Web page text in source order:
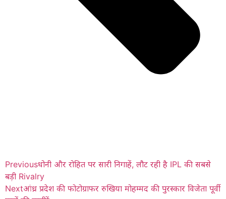
Previousधोनी और रोहित पर सारी निगाहें, लौट रही है IPL की सबसे
बड़ी Rivalry
Nextआंध्र प्रदेश की फोटोग्राफर रुखिया मोहम्मद की पुरस्कार विजेता पूर्वी